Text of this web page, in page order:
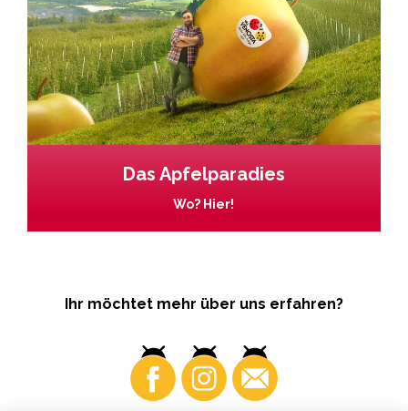
Das Apfelparadies
Wo? Hier!
Ihr möchtet mehr über uns erfahren?